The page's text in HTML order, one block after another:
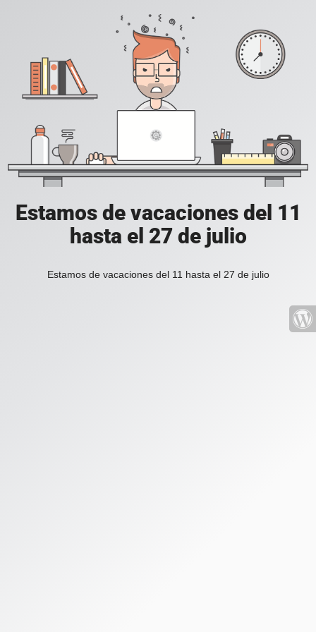
Estamos de vacaciones del 11
hasta el 27 de julio
Estamos de vacaciones del 11 hasta el 27 de julio